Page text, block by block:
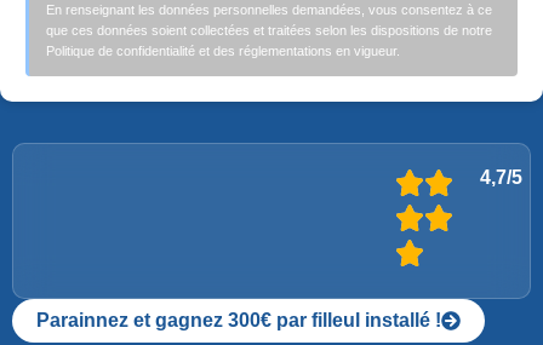
En renseignant les données personnelles demandées, vous consentez à ce
que ces données soient collectées et traitées selon les dispositions de notre
Politique de confidentialité et des réglementations en vigueur.
4,7/5
Parainnez et gagnez 300€ par filleul installé !